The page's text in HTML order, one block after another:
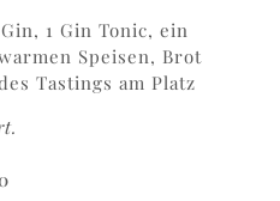
1 Gin Tonic, ein
Speisen, Brot
Tastings am Platz